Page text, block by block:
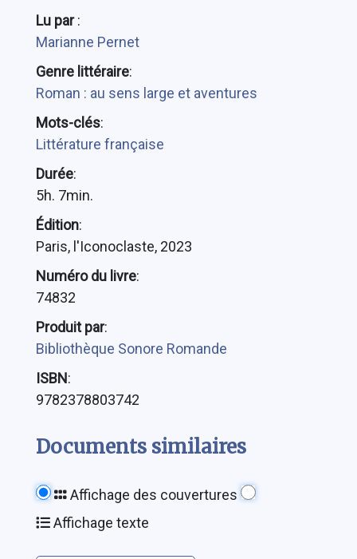
Lu par:
Marianne Pernet
Genre littéraire:
Roman : au sens large et aventures
Mots-clés:
Littérature française
Durée:
5h. 7min.
Édition:
Paris, l'Iconoclaste, 2023
Numéro du livre:
74832
Produit par:
Bibliothèque Sonore Romande
ISBN:
9782378803742
Documents similaires
Affichage des couvertures
Affichage texte